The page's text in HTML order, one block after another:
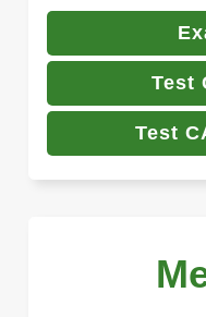
Test
Test